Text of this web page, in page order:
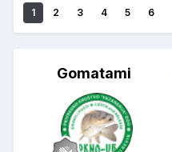
1 2 3 4 5 6
Gomatami